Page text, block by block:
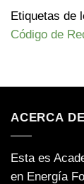
Etiquetas de
Código de
ACERCA
Esta es
en Energía